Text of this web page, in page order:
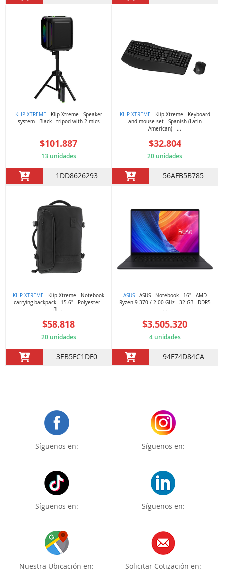
KLIP XTREME - Klip Xtreme - Speaker
system - Black - tripod with 2 mics
$101.887
13 unidades
1DD8626293
KLIP XTREME - Klip Xtreme - Keyboard
and mouse set - Spanish (Latin
American) - ...
$32.804
20 unidades
56AFB5B785
KLIP XTREME - Klip Xtreme - Notebook
carrying backpack - 15.6" - Polyester -
Bl ...
$58.818
20 unidades
3EB5FC1DF0
ASUS- ASUS - Notebook - 16" - AMD
Ryzen 9 370 / 2.00 GHz - 32 GB - DDR5
...
$3.505.320
4 unidades
94F74D84CA
Síguenos en: Síguenos en:
Síguenos en: Síguenos en:
Nuestra Ubicación en: Solicitar Cotización en: